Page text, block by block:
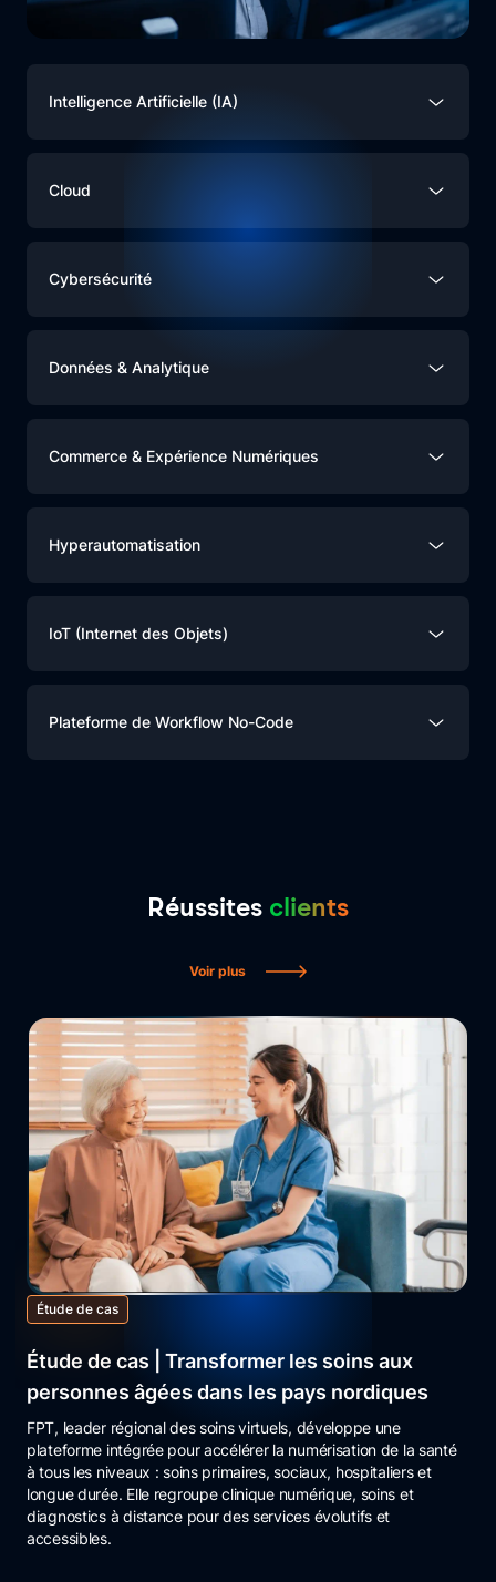
Intelligence Artificielle (IA)
Cloud
Cybersécurité
Données & Analytique
Commerce & Expérience Numériques
Hyperautomatisation
IoT (Internet des Objets)
Plateforme de Workflow No-Code
Réussites clients
Voir plus
Étude de cas
Étude de cas | Transformer les soins aux
personnes âgées dans les pays nordiques
FPT, leader régional des soins virtuels, développe une
plateforme intégrée pour accélérer la numérisation de la santé
à tous les niveaux : soins primaires, sociaux, hospitaliers et
longue durée. Elle regroupe clinique numérique, soins et
diagnostics à distance pour des services évolutifs et
accessibles.
Étude de cas
Étude de cas | Moderniser la gestion d’usine
avec l’IA conversationnelle
Une entreprise manufacturière japonaise implantée au Vietnam,
Mexique... voulait simplifier l’accès aux données. FPT a conçu
une app web légère avec GenAI/LLM, déployée sur site, offrant
aux superviseurs des infos multilingues en langage naturel,
sans ERP, MES ni SQL, en toute sécurité.
Étude de cas
Étude de cas | Concevoir un système de
recharge pour véhicules électriques
L’un des grands constructeurs automobiles a confié à FPT le
développement complet d’un système de recharge. Malgré des
défis techniques (contrôleur multi-chargeurs, protocoles CAN,
ETH, UART, PLC, conformité), FPT a assuré une intégration
fluide grâce à son expertise en véhicules électriques et
logiciels.